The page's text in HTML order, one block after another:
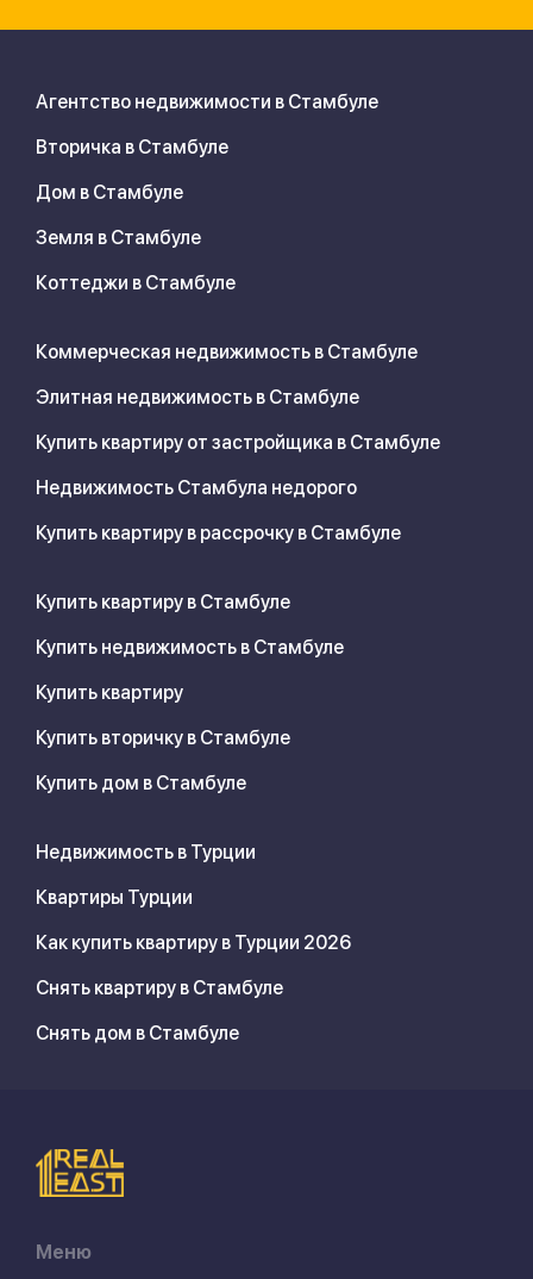
Агентство недвижимости в Стамбуле
Вторичка в Стамбуле
Дом в Стамбуле
Земля в Стамбуле
Коттеджи в Стамбуле
Коммерческая недвижимость в Стамбуле
Элитная недвижимость в Стамбуле
Купить квартиру от застройщика в Стамбуле
Недвижимость Стамбула недорого
Купить квартиру в рассрочку в Стамбуле
Купить квартиру в Стамбуле
Купить недвижимость в Стамбуле
Купить квартиру
Купить вторичку в Стамбуле
Купить дом в Стамбуле
Недвижимость в Турции
Квартиры Турции
Как купить квартиру в Турции 2026
Снять квартиру в Стамбуле
Снять дом в Стамбуле
Меню